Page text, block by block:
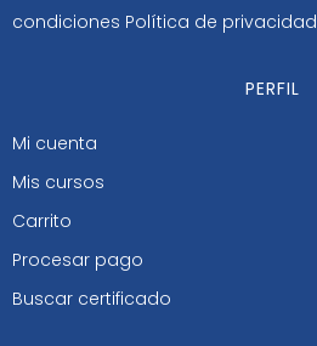
condiciones Política de privacidad
PERFIL
Mi cuenta
Mis cursos
Carrito
Procesar pago
Buscar certificado